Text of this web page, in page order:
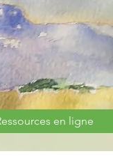
en ligne